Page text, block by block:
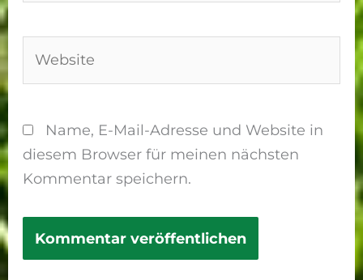
Name, E-Mail-Adresse und Website in
diesem Browser für meinen nächsten
Kommentar speichern.